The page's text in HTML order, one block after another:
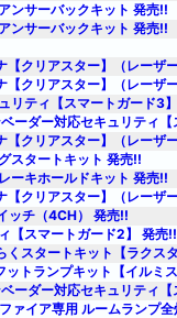
ンサーバックキット 発売!!
ンサーバックキット 発売!!
【クリアスター】（レーザ
【クリアスター】（レーザ
リティ【スマートガード3
ーダー対応セキュリティ
【クリアスター】（レーザ
スタートキット 発売!!
ーキホールドキット 発売!!
【クリアスター】（レーザ
ッチ（4CH） 発売!!
【スマートガード2】 発売!!
くスタートキット【ラクス
ットランプキット【イルミ
ーダー対応セキュリティ【
ァイア専用 ルームランプ